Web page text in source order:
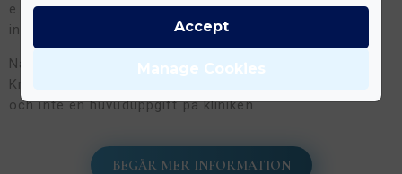
e.max återställer tandens utseende som den såg ut
innan den blev lagad.
Naturligtvis kan man få genomfört tandblekning
Kreativ Dental. Det är mer att betrakta som en service
och inte en huvuduppgift på kliniken.
BEGÄR MER INFORMATION
Manage Cookies
Accept